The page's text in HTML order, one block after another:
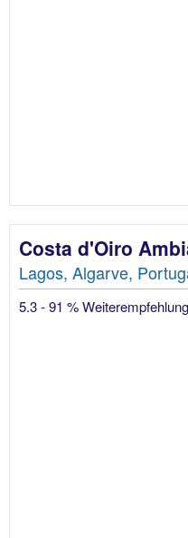
Costa d'Oiro
Lagos, Algarve,
5.3 - 91 % Weiterempfehlung